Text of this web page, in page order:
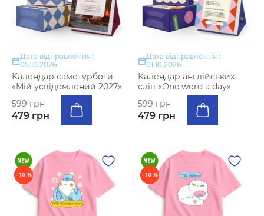
Дата відправлення :
05.10.2026
Календар самотурботи
«Мій усвідомлений 2027»
599 грн
479 грн
Дата відправлення :
01.10.2026
Календар англійських
слів «One word a day»
599 грн
479 грн
- 10 % - 10 %